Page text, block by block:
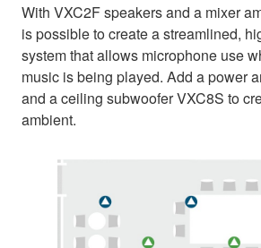
With VXC2F speakers and a mixer
is possible to create a streamlined,
system that allows microphone use
music is being played. Add a power
and a ceiling subwoofer VXC8S to
ambient.